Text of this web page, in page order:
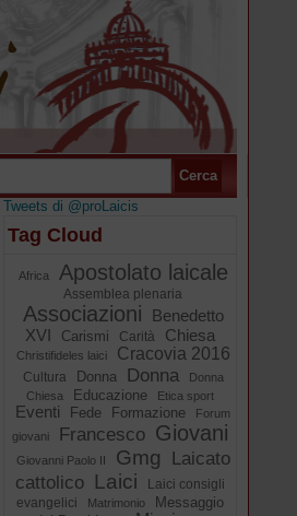
Tweets di @proLaicis
Tag Cloud
Africa Apostolato laicale
Assemblea plenaria
Associazioni
Benedetto
XVI
Carismi Carità Chiesa
Christifideles laici Cracovia 2016
Cultura Donna Donna
Donna
Chiesa
Educazione Etica sport
Eventi Fede Formazione
Forum
giovani
Francesco Giovani
Giovanni Paolo II Gmg Laicato
cattolico Laici
Laici consigli
evangelici
Matrimonio
Messaggio